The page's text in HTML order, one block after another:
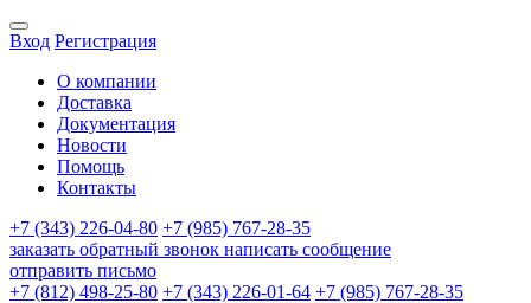
Вход Регистрация
О компании
Доставка
Документация
Новости
Помощь
Контакты
+7 (343) 226-04-80 +7 (985) 767-28-35
заказать обратный звонок написать сообщение
отправить письмо
+7 (812) 498-25-80 +7 (343) 226-01-64 +7 (985) 767-28-35